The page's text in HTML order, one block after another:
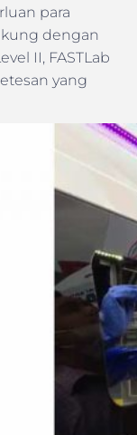
para
dengan
II, FASTLab
yang